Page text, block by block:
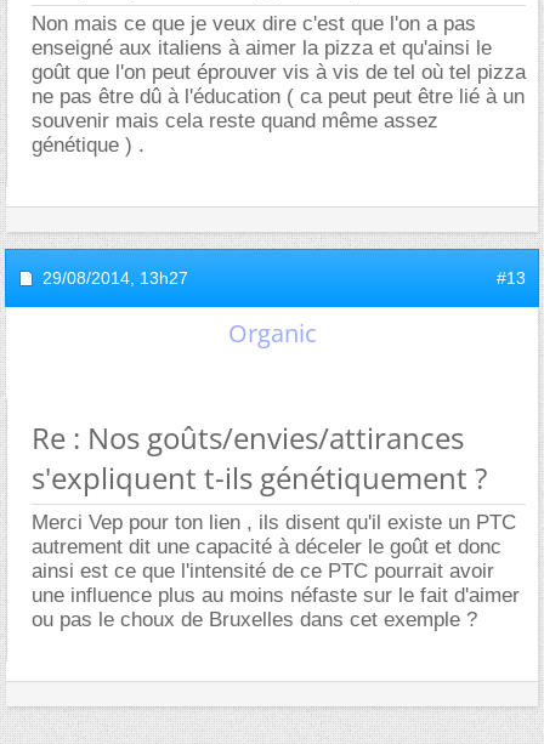
Non mais ce que je veux dire c'est que l'on a pas
enseigné aux italiens à aimer la pizza et qu'ainsi le
goût que l'on peut éprouver vis à vis de tel où tel pizza
ne pas être dû à l'éducation ( ca peut peut être lié à un
souvenir mais cela reste quand même assez
génétique ) .
29/08/2014, 13h27 #13
Organic
Re : Nos goûts/envies/attirances
s'expliquent t-ils génétiquement ?
Merci Vep pour ton lien , ils disent qu'il existe un PTC
autrement dit une capacité à déceler le goût et donc
ainsi est ce que l'intensité de ce PTC pourrait avoir
une influence plus au moins néfaste sur le fait d'aimer
ou pas le choux de Bruxelles dans cet exemple ?